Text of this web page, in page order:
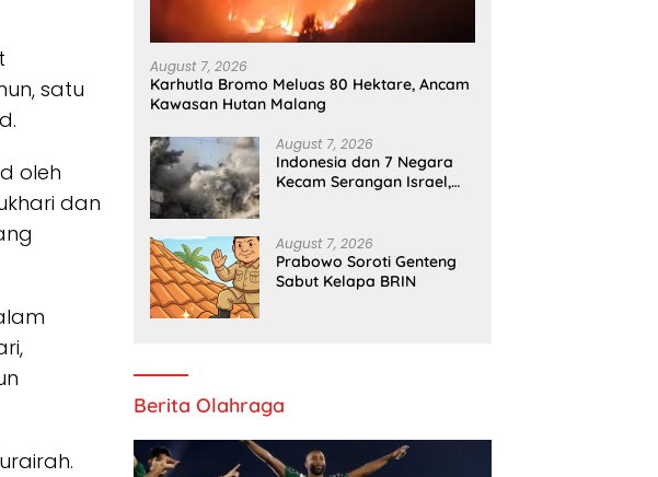
satu
oleh
dan
August 7, 2026
Karhutla Bromo Meluas 80 Hektare, Ancam
Kawasan Hutan Malang
August 7, 2026
Indonesia dan 7 Negara
Kecam Serangan Israel,
August 7, 2026
Prabowo Soroti Genteng
Sabut Kelapa BRIN
Berita Olahraga